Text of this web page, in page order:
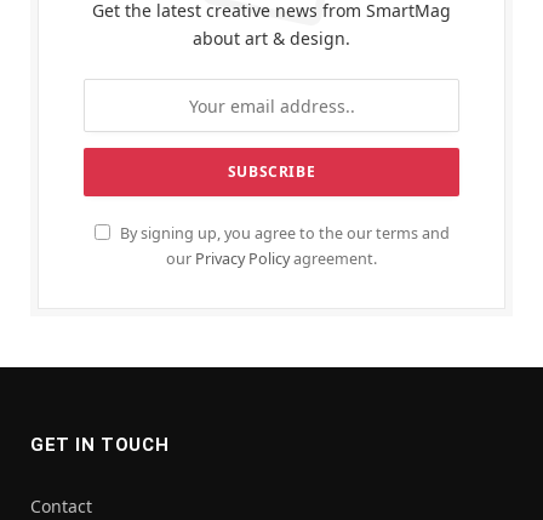
Get the latest creative news from SmartMag
about art & design.
By signing up, you agree to the our terms and
our Privacy Policyagreement.
GET IN TOUCH
Contact